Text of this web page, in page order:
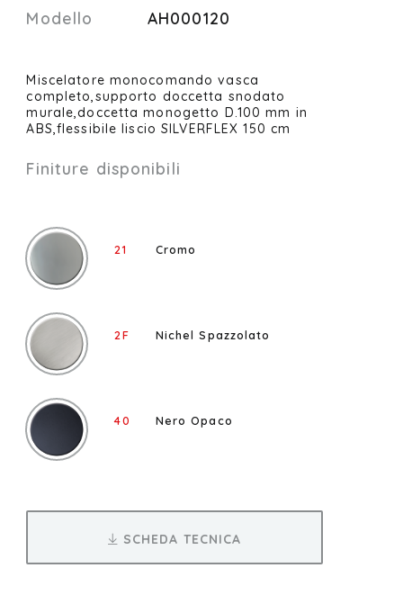
Modello AH000120
Miscelatore monocomando vasca
completo,supporto doccetta snodato
murale,doccetta monogetto D.100 mm in
ABS,flessibile liscio SILVERFLEX 150 cm
Finiture disponibili
21 Cromo
2F Nichel Spazzolato
40 Nero Opaco
SCHEDA TECNICA